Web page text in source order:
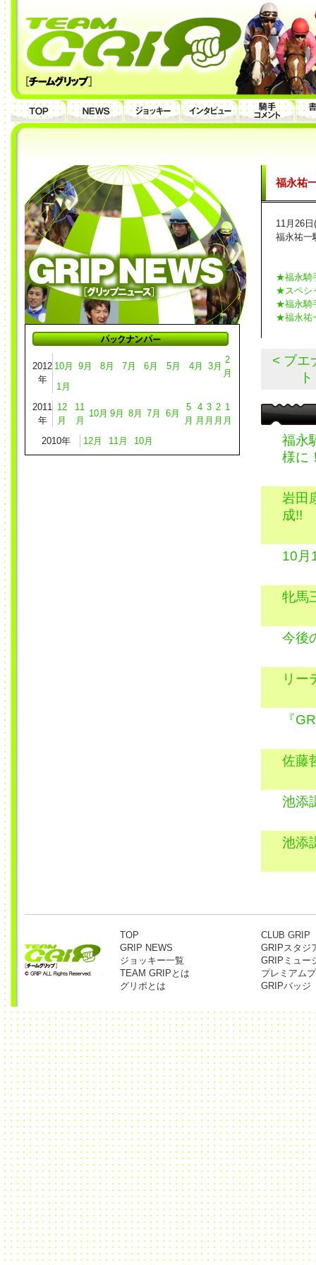
2012
年
10月 9月 8月 7月 6月 5月 4月 3月
2
月
1月
2011
年
12
月
11
月
10月 9月 8月 7月 6月
5
月
4
月
3
月
2
月
1
月
2010年
12月 11月 10月
福永祐
11月26
福永祐一
★福永騎
★スペシ
★福永騎
★福永祐
< ブエ
ト
福永
様に
岩田
成!!
10月
牝馬
今後
リー
『
佐藤
池添
池添
TOP
GRIP NEWS
ジョッキー一覧
TEAM GRIPとは
グリポとは
CLUB GRIP
GRIPスタジ
GRIPミュー
プレミアム
GRIPバッジ